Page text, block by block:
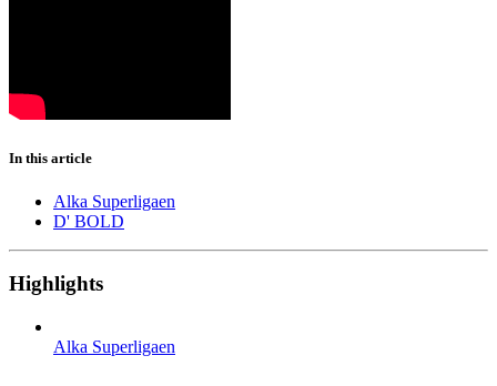
In this article
Alka Superligaen
D' BOLD
Highlights
Alka Superligaen